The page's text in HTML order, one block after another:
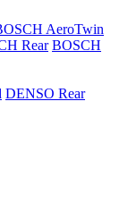
AeroTwin
Rear BOSCH
DENSO Rear